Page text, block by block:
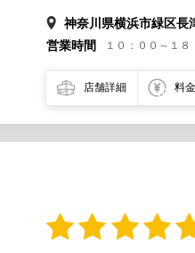
神奈川県横浜市緑区長
営業時間
１０：００～１８
店舗詳細 料